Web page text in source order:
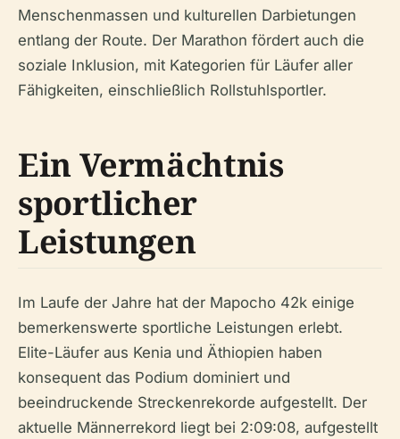
Menschenmassen und kulturellen Darbietungen
entlang der Route. Der Marathon fördert auch die
soziale Inklusion, mit Kategorien für Läufer aller
Fähigkeiten, einschließlich Rollstuhlsportler.
Ein Vermächtnis
sportlicher
Leistungen
Im Laufe der Jahre hat der Mapocho 42k einige
bemerkenswerte sportliche Leistungen erlebt.
Elite-Läufer aus Kenia und Äthiopien haben
konsequent das Podium dominiert und
beeindruckende Streckenrekorde aufgestellt. Der
aktuelle Männerrekord liegt bei 2:09:08, aufgestellt